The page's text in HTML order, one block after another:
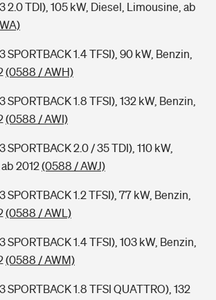
2.0 TDI), 105 kW, Diesel, Limousine, ab
SPORTBACK 1.4 TFSI), 90 kW, Benzin,
(0588 / AWH)
1.8 TFSI), 132 kW, Benzin,
(0588 / AWI)
SPORTBACK 2.0 / 35 TDI), 110 kW,
2012(0588 / AWJ)
SPORTBACK 1.2 TFSI), 77 kW, Benzin,
(0588 / AWL)
SPORTBACK 1.4 TFSI), 103 kW, Benzin,
(0588 / AWM)
SPORTBACK 1.8 TFSI QUATTRO), 132